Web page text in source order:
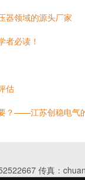
器领域的源头厂家
者必读！
估
？——江苏创稳电气
传真：